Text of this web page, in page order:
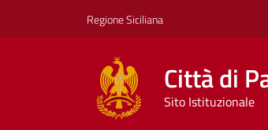
Regione Siciliana
Città di
Sito Istituzionale